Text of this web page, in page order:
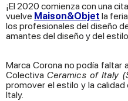
¡El 2020 comienza con una
vuelve Maison&Objet la
los profesionales del diseño
amantes del diseño y del
Marca Corona no podía faltar
Colectiva Ceramics of Italy
promover el estilo y la
Italy.